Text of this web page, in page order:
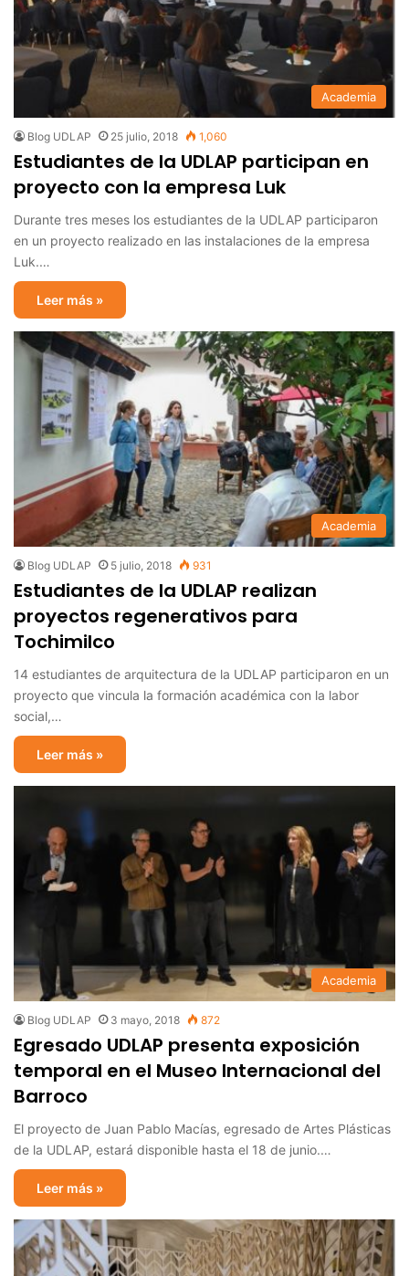
Academia
Blog UDLAP 25 julio, 2018 1,060
Estudiantes de la UDLAP participan en
proyecto con la empresa Luk
Durante tres meses los estudiantes de la UDLAP participaron
en un proyecto realizado en las instalaciones de la empresa
Luk.…
Leer más »
Academia
Blog UDLAP 5 julio, 2018 931
Estudiantes de la UDLAP realizan
proyectos regenerativos para
Tochimilco
14 estudiantes de arquitectura de la UDLAP participaron en un
proyecto que vincula la formación académica con la labor
social,…
Leer más »
Academia
Blog UDLAP 3 mayo, 2018 872
Egresado UDLAP presenta exposición
temporal en el Museo Internacional del
Barroco
El proyecto de Juan Pablo Macías, egresado de Artes Plásticas
de la UDLAP, estará disponible hasta el 18 de junio.…
Leer más »